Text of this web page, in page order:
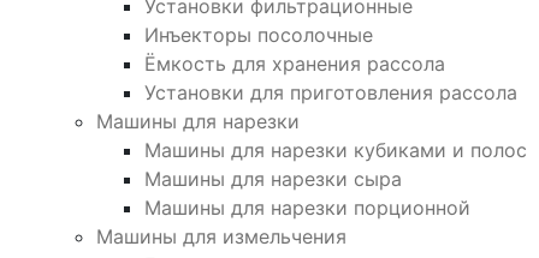
Установки фильтрационные
Инъекторы посолочные
Ёмкость для хранения рассола
Установки для приготовления рассола
Машины для нарезки
Машины для нарезки кубиками и полос
Машины для нарезки сыра
Машины для нарезки порционной
Машины для измельчения